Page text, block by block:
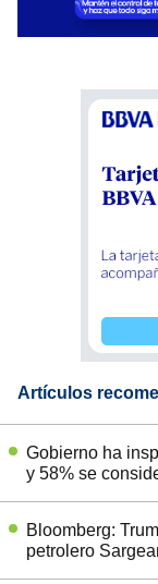
Artículos
Gobierno ha
y 58% se
Bloomberg:
petrolero